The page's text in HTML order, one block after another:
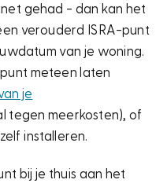
gehad - dan kan het
verouderd ISRA-punt
van je woning.
meteen laten
je
tegen meerkosten), of
installeren.
bij je thuis aan het